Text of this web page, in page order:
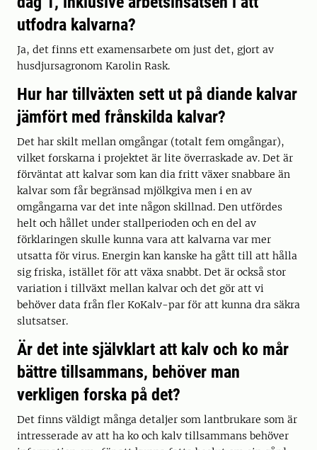
utfodra kalvarna?
Ja, det finns ett examensarbete om just det, gjort av
husdjursagronom Karolin Rask.
Hur har tillväxten sett ut på diande kalvar
jämfört med frånskilda kalvar?
Det har skilt mellan omgångar (totalt fem omgångar),
vilket forskarna i projektet är lite överraskade av. Det är
förväntat att kalvar som kan dia fritt växer snabbare än
kalvar som får begränsad mjölkgiva men i en av
omgångarna var det inte någon skillnad. Den utfördes
helt och hållet under stallperioden och en del av
förklaringen skulle kunna vara att kalvarna var mer
utsatta för virus. Energin kan kanske ha gått till att hålla
sig friska, istället för att växa snabbt. Det är också stor
variation i tillväxt mellan kalvar och det gör att vi
behöver data från fler KoKalv-par för att kunna dra säkra
slutsatser.
Är det inte självklart att kalv och ko mår
bättre tillsammans, behöver man
verkligen forska på det?
Det finns väldigt många detaljer som lantbrukare som är
intresserade av att ha ko och kalv tillsammans behöver